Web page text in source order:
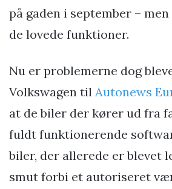
på gaden i september –
de lovede funktioner.
Nu er problemerne dog
Volkswagen til Autonews
at de biler der kører ud fra
fuldt funktionerende
biler, der allerede er blevet
smut forbi et autoriseret